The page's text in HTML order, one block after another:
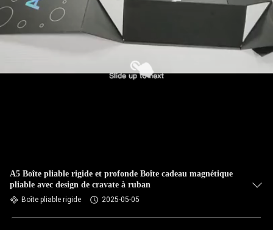
A5 Boîte pliable rigide et profonde Boîte cadeau magnétique
pliable avec design de cravate à ruban
Boîte pliable rigide 2025-05-05